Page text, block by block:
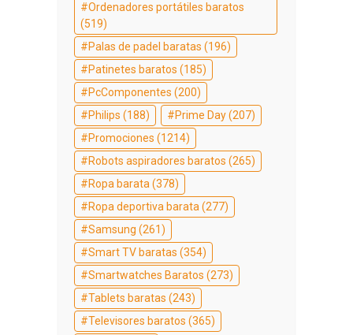
Ordenadores portátiles baratos
(519)
Palas de padel baratas (196)
Patinetes baratos (185)
PcComponentes (200)
Philips (188) Prime Day(207)
Promociones (1214)
Robots aspiradores baratos (265)
Ropa barata(378)
Ropa deportiva barata(277)
Samsung (261)
Smart TV baratas (354)
Smartwatches Baratos (273)
Tablets baratas (243)
Televisores baratos (365)